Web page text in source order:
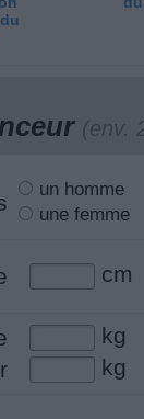
(env.
un homme
une femme
cm
kg
kg